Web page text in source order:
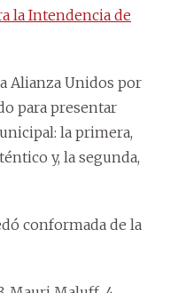
la Intendencia de
Alianza Unidos por
para presentar
la primera,
y, la segunda,
conformada de la